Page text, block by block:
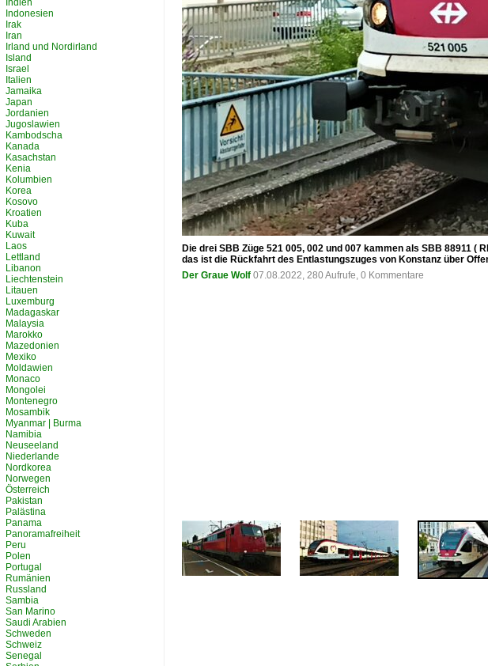
Die drei SBB Züge 521 005, 002 und 007 kammen als SBB 88911 (
das ist die Rückfahrt des Entlastungszuges von Konstanz über
Der Graue Wolf 07.08.2022, 280 Aufrufe, 0 Kommentare
Indien
Indonesien
Irak
Iran
Irland und Nordirland
Island
Israel
Italien
Jamaika
Japan
Jordanien
Jugoslawien
Kambodscha
Kanada
Kasachstan
Kenia
Kolumbien
Korea
Kosovo
Kroatien
Kuba
Kuwait
Laos
Lettland
Libanon
Liechtenstein
Litauen
Luxemburg
Madagaskar
Malaysia
Marokko
Mazedonien
Mexiko
Moldawien
Monaco
Mongolei
Montenegro
Mosambik
Myanmar | Burma
Namibia
Neuseeland
Niederlande
Nordkorea
Norwegen
Österreich
Pakistan
Palästina
Panama
Panoramafreiheit
Peru
Polen
Portugal
Rumänien
Russland
Sambia
San Marino
Saudi Arabien
Schweden
Schweiz
Senegal